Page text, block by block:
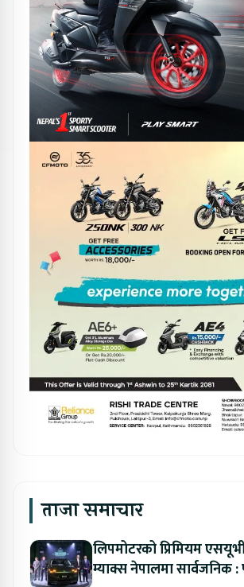
ताजा समाचार
लिपमोटरको प्रिमियम
म्याक्स नेपालमा सार्वजनिक :